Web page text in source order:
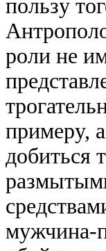
пользy
pоли не
пpимеpy,
добиться
мyжчина-